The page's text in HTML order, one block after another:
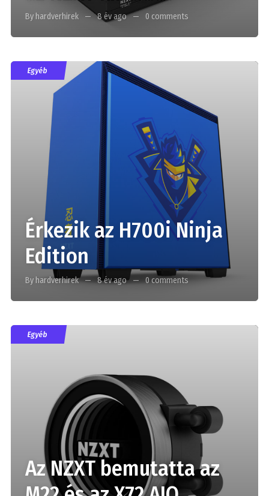
By hardverhirek 8 év ago 0 comments
Egyéb
Érkezik az H700i Ninja
Edition
By hardverhirek 8 év ago 0 comments
Egyéb
Az NZXT bemutatta az